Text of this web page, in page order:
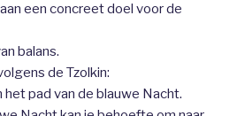
een concreet doel voor de
balans.
de Tzolkin:
pad van de blauwe Nacht.